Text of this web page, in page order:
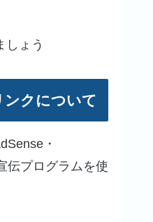
しょう
クについて
・
伝プログラムを使